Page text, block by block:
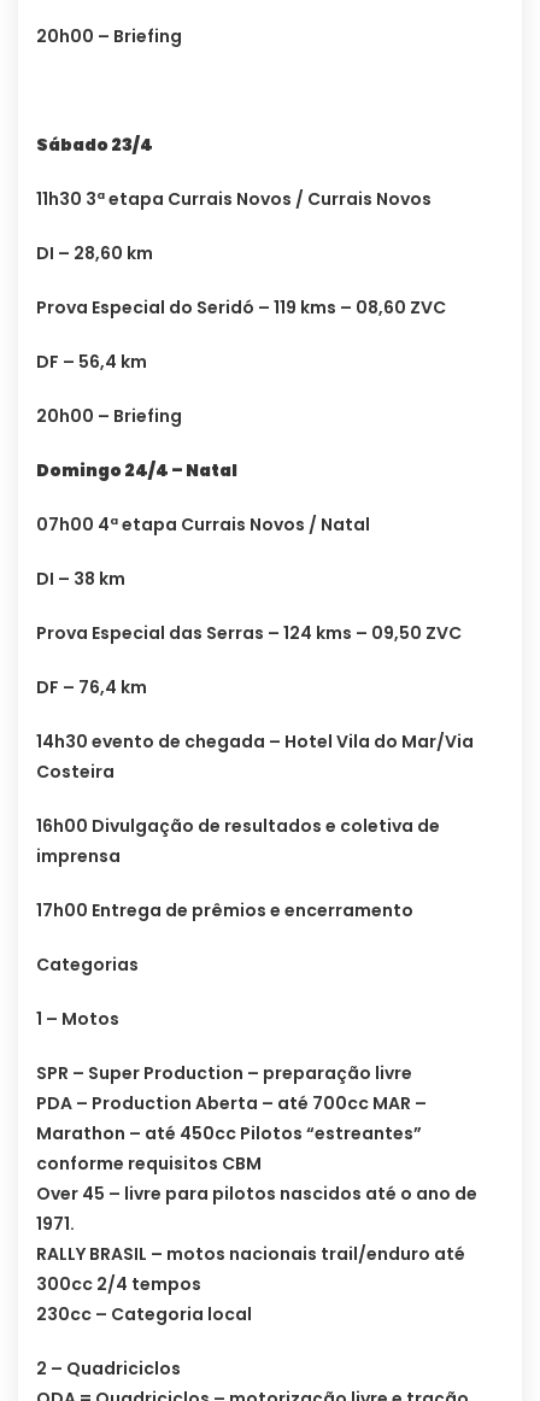
20h00 – Briefing
Sábado 23/4
11h30 3ª etapa Currais Novos / Currais Novos
DI – 28,60 km
Prova Especial do Seridó – 119 kms – 08,60 ZVC
DF – 56,4 km
20h00 – Briefing
Domingo 24/4 – Natal
07h00 4ª etapa Currais Novos / Natal
DI – 38 km
Prova Especial das Serras – 124 kms – 09,50 ZVC
DF – 76,4 km
14h30 evento de chegada – Hotel Vila do Mar/Via
Costeira
16h00 Divulgação de resultados e coletiva de
imprensa
17h00 Entrega de prêmios e encerramento
Categorias
1 – Motos
SPR – Super Production – preparação livre
PDA – Production Aberta – até 700cc MAR –
Marathon – até 450cc Pilotos “estreantes”
conforme requisitos CBM
Over 45 – livre para pilotos nascidos até o ano de
1971.
RALLY BRASIL – motos nacionais trail/enduro até
300cc 2/4 tempos
230cc – Categoria local
2 – Quadriciclos